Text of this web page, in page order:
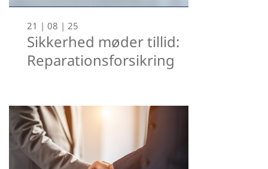
21 | 08 | 25
Sikkerhed møder tillid:
Reparationsforsikring